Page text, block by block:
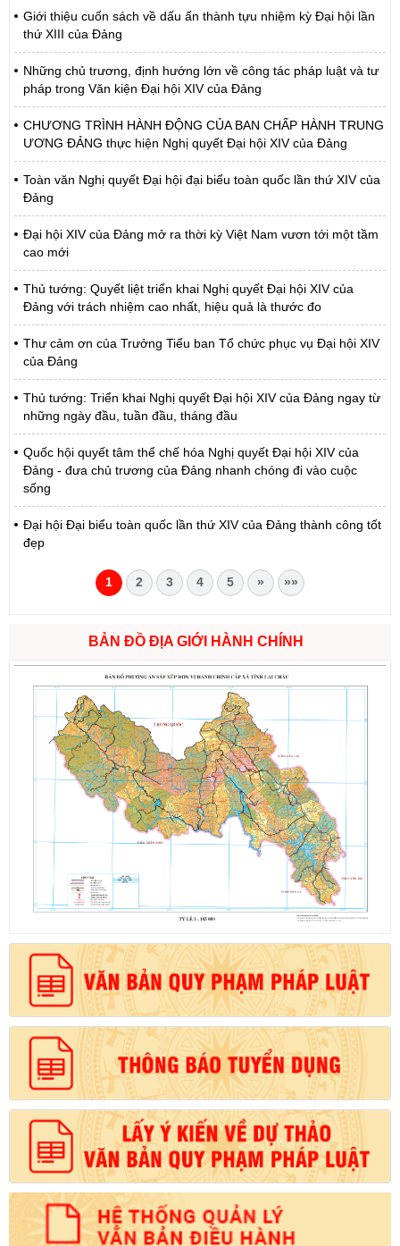
Giới thiệu cuốn sách về dấu ấn thành tựu nhiệm kỳ Đại hội lần
thứ XIII của Đảng
Những chủ trương, định hướng lớn về công tác pháp luật và tư
pháp trong Văn kiện Đại hội XIV của Đảng
CHƯƠNG TRÌNH HÀNH ĐỘNG CỦA BAN CHẤP HÀNH TRUNG
ƯƠNG ĐẢNG thực hiện Nghị quyết Đại hội XIV của Đảng
Toàn văn Nghị quyết Đại hội đại biểu toàn quốc lần thứ XIV của
Đảng
Đại hội XIV của Đảng mở ra thời kỳ Việt Nam vươn tới một tầm
cao mới
Thủ tướng: Quyết liệt triển khai Nghị quyết Đại hội XIV của
Đảng với trách nhiệm cao nhất, hiệu quả là thước đo
Thư cảm ơn của Trưởng Tiểu ban Tổ chức phục vụ Đại hội XIV
của Đảng
Thủ tướng: Triển khai Nghị quyết Đại hội XIV của Đảng ngay từ
những ngày đầu, tuần đầu, tháng đầu
Quốc hội quyết tâm thể chế hóa Nghị quyết Đại hội XIV của
Đảng - đưa chủ trương của Đảng nhanh chóng đi vào cuộc
sống
Đại hội Đại biểu toàn quốc lần thứ XIV của Đảng thành công tốt
đẹp
1 2 3 4 5 » »»
BẢN ĐỒ ĐỊA GIỚI HÀNH CHÍNH